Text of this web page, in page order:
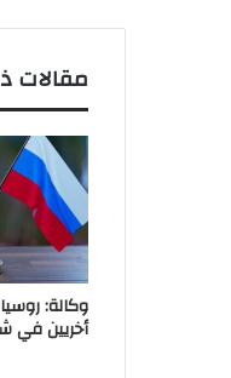
مقالات
وكالة:
أخريين في